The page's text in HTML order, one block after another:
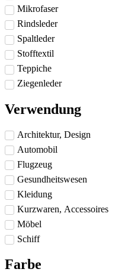
Mikrofaser
Rindsleder
Spaltleder
Stofftextil
Teppiche
Ziegenleder
Verwendung
Architektur, Design
Automobil
Flugzeug
Gesundheitswesen
Kleidung
Kurzwaren, Accessoires
Möbel
Schiff
Farbe